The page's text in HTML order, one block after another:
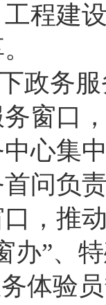
程建
务服
窗口
心集
问负
，推
办”、
体验